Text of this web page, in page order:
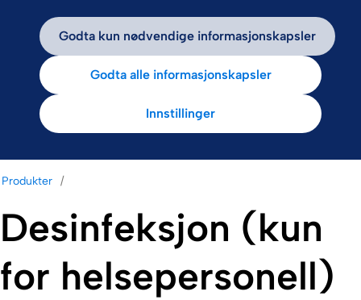
Produkter
Desinfeksjon (kun
for helsepersonell)
Godta kun nødvendige informasjonskapsler
Godta alle informasjonskapsler
Innstillinger